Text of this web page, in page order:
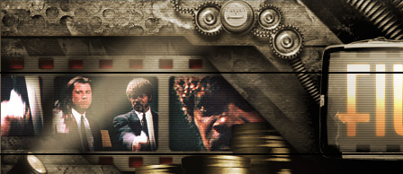
Hyppää pääsisältöön